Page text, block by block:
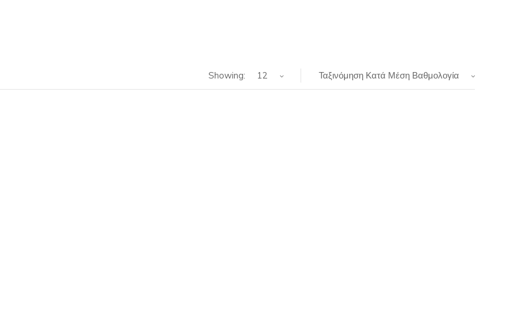
Ταξινόμηση Κατά Μέση Βαθμολογία
Showing: 12